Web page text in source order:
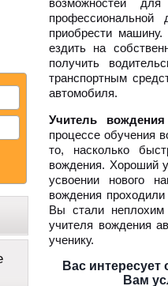
возможностей
профессиональной
приобрести
ездить на
получить
транспортным
автомобиля.
Учитель
процессе обучения
то, насколько
вождения. Хороший
усвоении нового
вождения
Вы стали неплохим
учителя вождения
ученику.
Вас
Вам